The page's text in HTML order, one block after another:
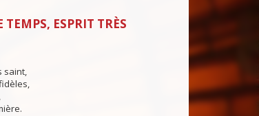
ESPRIT TRÈS
saint,